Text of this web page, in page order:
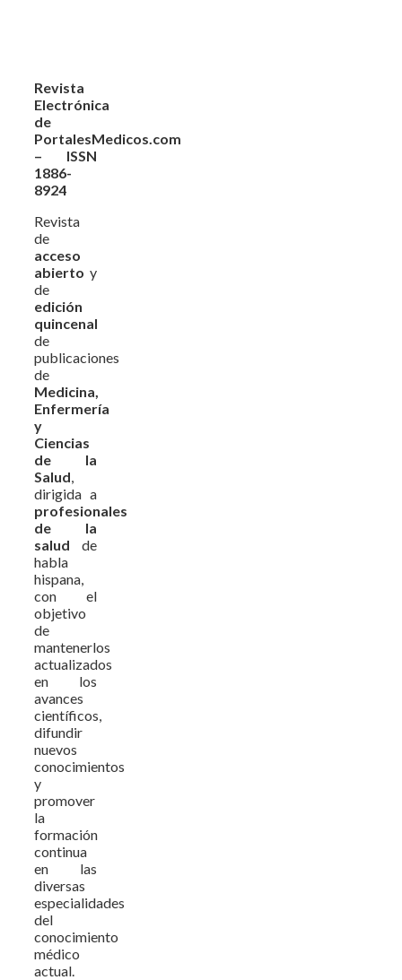
Revista
Electrónica
de
PortalesMedicos.com
– ISSN
1886-
8924
Revista
de
acceso
abierto y
de
edición
quincenal
de
publicaciones
de
Medicina,
Enfermería
y
Ciencias
de la
Salud,
dirigida a
profesionales
de la
salud de
habla
hispana,
con el
objetivo
de
mantenerlos
actualizados
en los
avances
científicos,
difundir
nuevos
conocimientos
y
promover
la
formación
continua
en las
diversas
especialidades
del
conocimiento
médico
actual.